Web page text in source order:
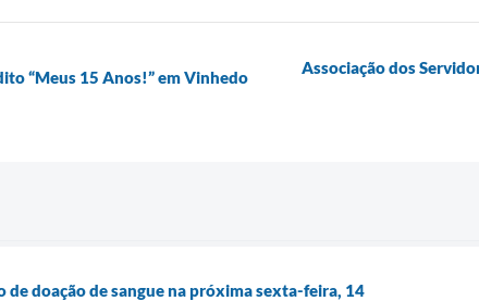
“Meus 15 Anos!” em Vinhedo
Associação dos
doação de sangue na próxima sexta-feira, 14